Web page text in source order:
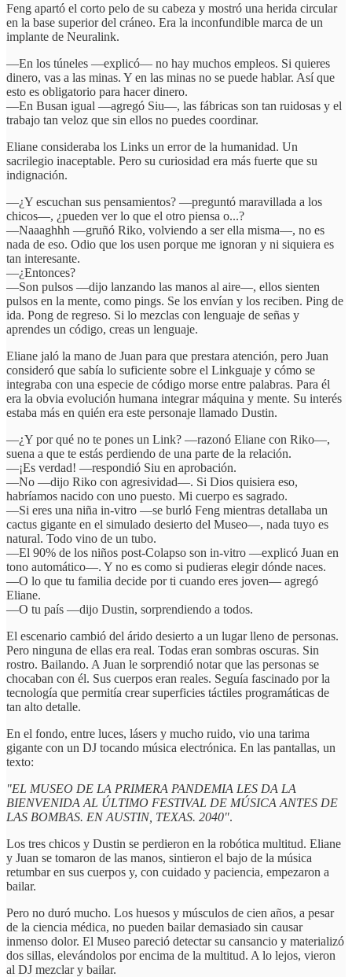
Feng apartó el corto pelo de su cabeza y mostró una herida circular
en la base superior del cráneo. Era la inconfundible marca de un
implante de Neuralink.
—En los túneles —explicó— no hay muchos empleos. Si quieres
dinero, vas a las minas. Y en las minas no se puede hablar. Así que
esto es obligatorio para hacer dinero.
—En Busan igual —agregó Siu—, las fábricas son tan ruidosas y el
trabajo tan veloz que sin ellos no puedes coordinar.
Eliane consideraba los Links un error de la humanidad. Un
sacrilegio inaceptable. Pero su curiosidad era más fuerte que su
indignación.
—¿Y escuchan sus pensamientos? —preguntó maravillada a los
chicos—, ¿pueden ver lo que el otro piensa o...?
—Naaaghhh —gruñó Riko, volviendo a ser ella misma—, no es
nada de eso. Odio que los usen porque me ignoran y ni siquiera es
tan interesante.
—¿Entonces?
—Son pulsos —dijo lanzando las manos al aire—, ellos sienten
pulsos en la mente, como pings. Se los envían y los reciben. Ping de
ida. Pong de regreso. Si lo mezclas con lenguaje de señas y
aprendes un código, creas un lenguaje.
Eliane jaló la mano de Juan para que prestara atención, pero Juan
consideró que sabía lo suficiente sobre el Linkguaje y cómo se
integraba con una especie de código morse entre palabras. Para él
era la obvia evolución humana integrar máquina y mente. Su interés
estaba más en quién era este personaje llamado Dustin.
—¿Y por qué no te pones un Link? —razonó Eliane con Riko—,
suena a que te estás perdiendo de una parte de la relación.
—¡Es verdad! —respondió Siu en aprobación.
—No —dijo Riko con agresividad—. Si Dios quisiera eso,
habríamos nacido con uno puesto. Mi cuerpo es sagrado.
—Si eres una niña in-vitro —se burló Feng mientras detallaba un
cactus gigante en el simulado desierto del Museo—, nada tuyo es
natural. Todo vino de un tubo.
—El 90% de los niños post-Colapso son in-vitro —explicó Juan en
tono automático—. Y no es como si pudieras elegir dónde naces.
—O lo que tu familia decide por ti cuando eres joven— agregó
Eliane.
—O tu país —dijo Dustin, sorprendiendo a todos.
El escenario cambió del árido desierto a un lugar lleno de personas.
Pero ninguna de ellas era real. Todas eran sombras oscuras. Sin
rostro. Bailando. A Juan le sorprendió notar que las personas se
chocaban con él. Sus cuerpos eran reales. Seguía fascinado por la
tecnología que permitía crear superficies táctiles programáticas de
tan alto detalle.
En el fondo, entre luces, lásers y mucho ruido, vio una tarima
gigante con un DJ tocando música electrónica. En las pantallas, un
texto:
"EL MUSEO DE LA PRIMERA PANDEMIA LES DA LA
BIENVENIDA AL ÚLTIMO FESTIVAL DE MÚSICA ANTES DE
LAS BOMBAS. EN AUSTIN, TEXAS. 2040".
Los tres chicos y Dustin se perdieron en la robótica multitud. Eliane
y Juan se tomaron de las manos, sintieron el bajo de la música
retumbar en sus cuerpos y, con cuidado y paciencia, empezaron a
bailar.
Pero no duró mucho. Los huesos y músculos de cien años, a pesar
de la ciencia médica, no pueden bailar demasiado sin causar
inmenso dolor. El Museo pareció detectar su cansancio y materializó
dos sillas, elevándolos por encima de la multitud. A lo lejos, vieron
al DJ mezclar y bailar.